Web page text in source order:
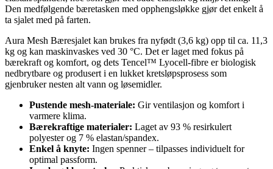
Den medfølgende bæretasken med opphengsløkke gjør det enkelt å
ta sjalet med på farten.
Aura Mesh Bæresjalet kan brukes fra nyfødt (3,6 kg) opp til ca. 11,3
kg og kan maskinvaskes ved 30 °C. Det er laget med fokus på
bærekraft og komfort, og dets Tencel™ Lyocell-fibre er biologisk
nedbrytbare og produsert i en lukket kretsløpsprosess som
gjenbruker nesten alt vann og løsemidler.
Pustende mesh-materiale: Gir ventilasjon og komfort i
varmere klima.
Bærekraftige materialer: Laget av 93 % resirkulert
polyester og 7 % elastan/spandex.
Enkel å knyte: Ingen spenner – tilpasses individuelt for
optimal passform.